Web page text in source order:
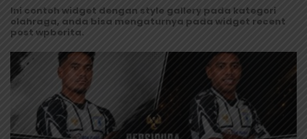
Ini contoh widget dengan style gallery pada kategori
olahraga, anda bisa mengaturnya pada widget recent
post wpberita.